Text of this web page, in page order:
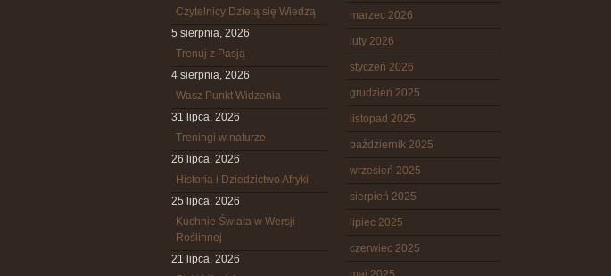
Czytelnicy Dzielą się Wiedzą
5 sierpnia, 2026
Trenuj z Pasją
4 sierpnia, 2026
Wasz Punkt Widzenia
31 lipca, 2026
Treningi w naturze
26 lipca, 2026
Historia i Dziedzictwo Afryki
25 lipca, 2026
Kuchnie Świata w Wersji
Roślinnej
21 lipca, 2026
marzec 2026
luty 2026
styczeń 2026
grudzień 2025
listopad 2025
październik 2025
wrzesień 2025
sierpień 2025
lipiec 2025
czerwiec 2025